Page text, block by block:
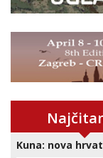
Kuna: nova